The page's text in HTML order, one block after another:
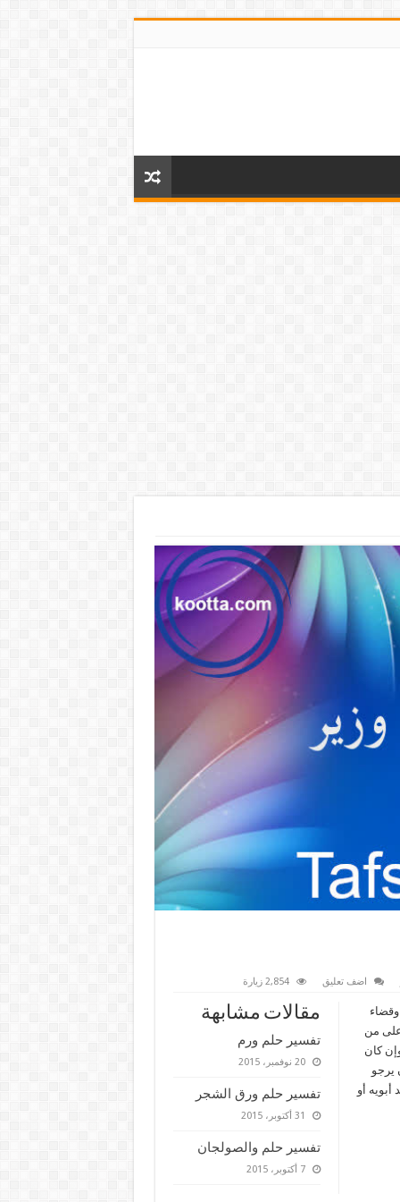
اضف تعليق 2,854 زيارة
مقالات مشابهة
تفسير حلم ورم
20 نوفمبر، 2015
تفسير حلم ورق الشجر
31 أكتوبر، 2015
تفسير حلم والصولجان
7 أكتوبر، 2015
وقضاء
على من
كان
يرجو
أبويه أو